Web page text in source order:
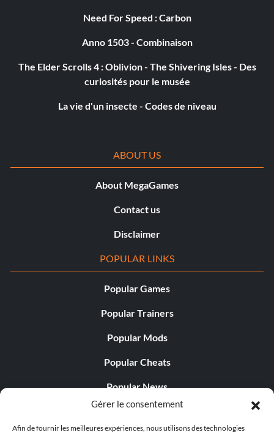
Gérer le consentement
Afin de fournir les meilleures expériences, nous utilisons des technologies
Need For Speed : Carbon
Anno 1503 - Combinaison
The Elder Scrolls 4 : Oblivion - The Shivering Isles - Des
curiosités pour le musée
La vie d'un insecte - Codes de niveau
ABOUT US
About MegaGames
Contact us
Disclaimer
POPULAR LINKS
Popular Games
Popular Trainers
Popular Mods
Popular Cheats
Popular News
Popular Editorials